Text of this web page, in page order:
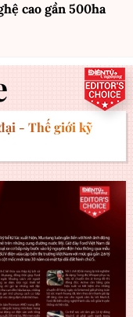
cao gần 500ha
- Thế giới kỹ